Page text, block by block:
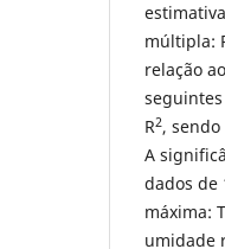
múltipla:
relação
R2,
A
dados de
máxima:
umidade